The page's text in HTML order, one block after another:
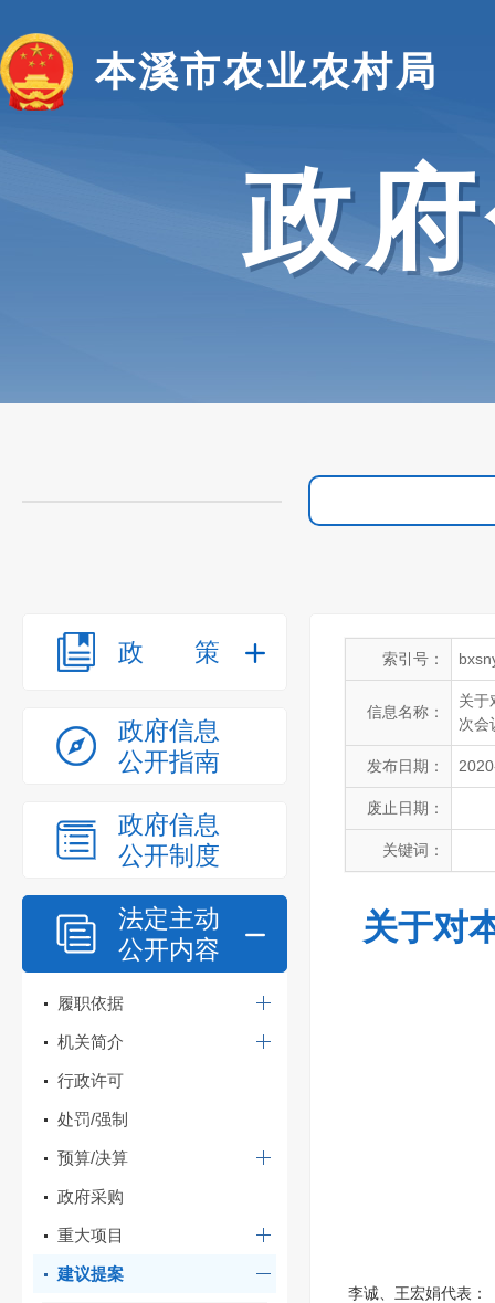
本溪市农业农村局
政
政策
政府信息
公开指南
政府信息
公开制度
法定主动
公开内容
履职依据
机关简介
行政许可
处罚/强制
预算/决算
政府采购
重大项目
建议提案
索引号：
信息名称：
关于
次会
发布日期：
废止日期：
关键词：
关于对
李诚、王宏娟代表：